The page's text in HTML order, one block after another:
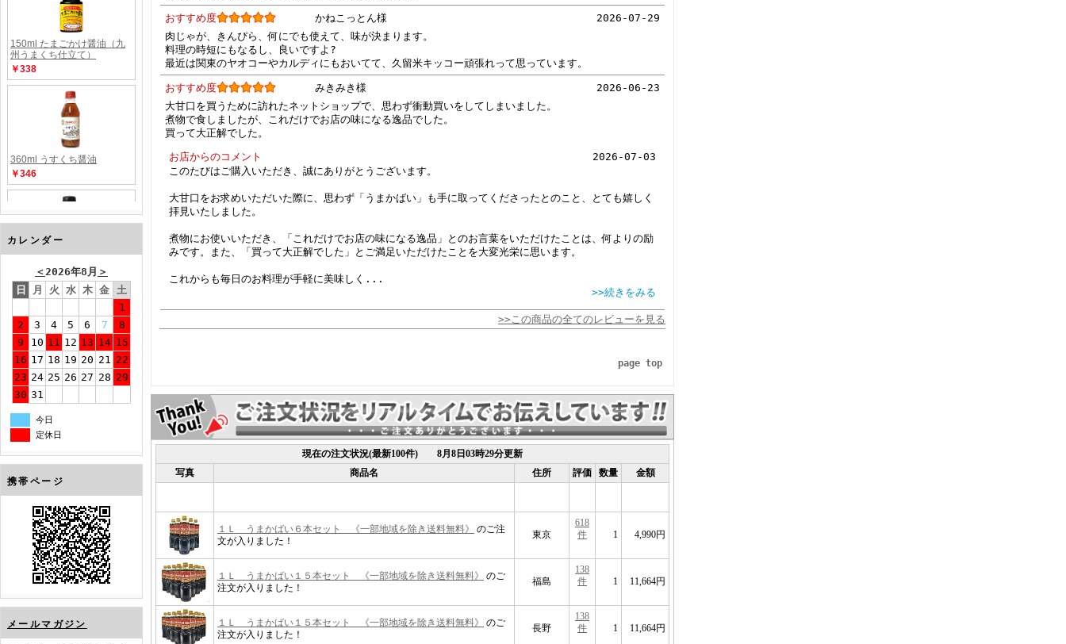
カレンダー
＜2026年8月 ＞
日
月 火 水 木 金 土
1
2
3 4 5 6 7
8
9
10 11 12 13 14 15
16 17 18 19 20 21 22
23 24 25 26 27 28 29
30 31
今日
定休日
携帯ページ
メールマガジン
おすすめ度 かねこっとん様
2026-07-29
肉じゃが、きんぴら、何にでも使えて、味が決まります。
料理の時短にもなるし、良いですよ?
最近は関東のヤオコーやカルディにもおいてて、久留米キッコー頑張れって思っています。
おすすめ度 みきみき様
2026-06-23
大甘口を買うために訪れたネットショップで、思わず衝動買いをしてしまいました。
煮物で食しましたが、これだけでお店の味になる逸品でした。
買って大正解でした。
お店からのコメント
2026-07-03
このたびはご購入いただき、誠にありがとうございます。
大甘口をお求めいただいた際に、思わず「うまかばい」も手に取ってくださったとのこと、とても嬉しく
拝見いたしました。
煮物にお使いいただき、「これだけでお店の味になる逸品」とのお言葉をいただけたことは、何よりの励
みです。また、「買って大正解でした」とご満足いただけたことを大変光栄に思います。
これからも毎日のお料理が手軽に美味しく ...
>>続きをみる
>>この商品の全てのレビューを見る
page top